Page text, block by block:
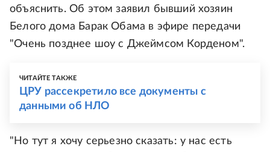
объяснить. Об этом заявил бывший хозяин
Белого дома Барак Обама в эфире передачи
"Очень позднее шоу с Джеймсом Корденом".
ЧИТАЙТЕ ТАКЖЕ
ЦРУ рассекретило все документы с
данными об НЛО
"Но тут я хочу серьезно сказать: у нас есть